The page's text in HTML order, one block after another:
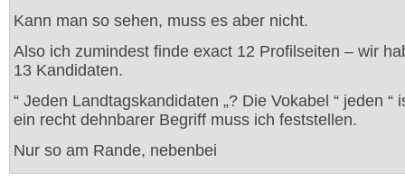
Kann man so sehen, muss es aber nicht.
Also ich zumindest finde exact 12 Profilseiten – wir
13 Kandidaten.
“ Jeden Landtagskandidaten „? Die Vokabel “ jeden “
ein recht dehnbarer Begriff muss ich feststellen.
Nur so am Rande, nebenbei